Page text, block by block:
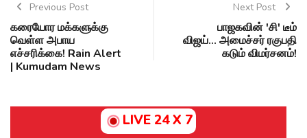
Previous Post
கரையோர மக்களுக்கு
வெள்ள அபாய
எச்சரிக்கை! Rain Alert
| Kumudam News
Next Post
பாஜகவின் 'சி' டீம்
விஜய்... அமைச்சர் ரகுபதி
கடும் விமர்சனம்!
LIVE 24 X 7